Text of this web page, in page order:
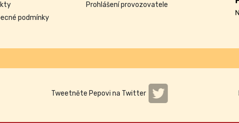
podmínky
Prohlášení provozovatele
Tweetněte Pepovi na Twitter